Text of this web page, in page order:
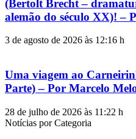
(Bertolt Brecht –
alemão do século XX)! –
3 de agosto de 2026 às 12:16 h
Uma viagem ao
Parte) – Por Marcelo
28 de julho de 2026 às 11:22 h
Notícias por Categoria